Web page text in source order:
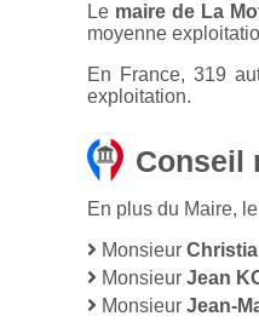
Le maire de La
moyenne
En France, 319
exploitation.
Conseil
En plus du Maire, le
Monsieur
Monsieur Jean
Monsieur Jean-